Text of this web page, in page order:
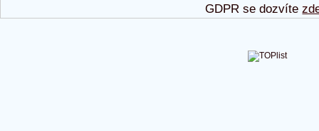
GDPR se dozvíte